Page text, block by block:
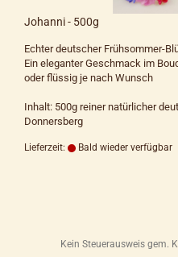
Johanni - 500g
Echter deutscher Frühsommer-
Ein eleganter Geschmack im
oder flüssig je nach Wunsch
Inhalt: 500g reiner natürlicher
Donnersberg
Lieferzeit: Bald wieder verfügbar
Kein Steuerausweis gem.